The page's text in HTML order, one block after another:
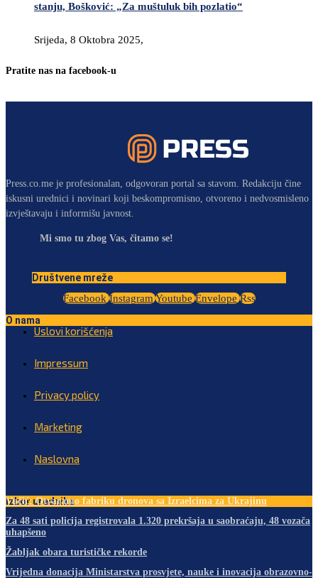
stanju, Bošković: „Za muštuluk bih pozlatio“
Srijeda, 8 Oktobra 2025,
Pratite nas na facebook-u
Press.co.me je profesionalan, odgovoran portal sa stavom. Redakciju čine
iskusni urednici i novinari koji beskompromisno, otvoreno i nedvosmisleno
izvještavaju i informišu javnost.
Mi smo tu zbog Vas, čitamo se!
Društvene mreže
Facebook InstagramYoutube Envelope Rss
O nama
Uslovi korišćenja
Impressum
Privacy policy
Marketing
Naslovna
Izbor urednika
Vučić: Otvaramo fabriku dronova sa Izraelcima za Ukrajinu
Za 48 sati policija registrovala 1.320 prekršaja u saobraćaju, 48 vozača
uhapšeno
Žabljak obara turističke rekorde
Vrijedna donacija Ministarstva prosvjete, nauke i inovacija obrazovno-